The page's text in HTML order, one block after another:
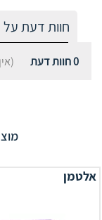
חוות דעת על
0חוות דעת
אלטמן